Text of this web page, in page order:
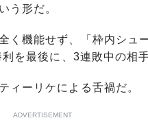
う形だ。
機能せず、「枠内シュ
を最後に、3連敗中の相
ーリケによる舌禍だ。
ADVERTISEMENT